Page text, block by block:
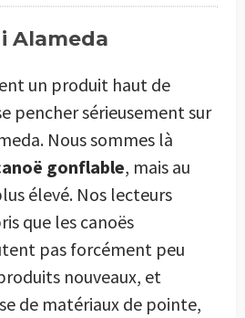
Alameda
un produit haut de
pencher sérieusement sur
Nous sommes là
gonflable, mais au
élevé. Nos lecteurs
que les canoës
pas forcément peu
nouveaux, et
de matériaux de pointe,